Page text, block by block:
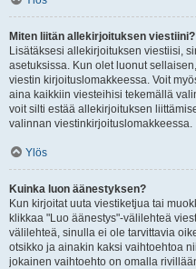
Miten liitän allekirjoituksen viestiini?
Lisätäksesi allekirjoituksen viestiisi,
asetuksissa. Kun olet luonut
viestin kirjoituslomakkeessa. Voit
aina kaikkiin viesteihisi tekemällä
voit silti estää allekirjoituksen
valinnan viestinkirjoituslomakkeessa.
Ylös
Kuinka luon äänestyksen?
Kun kirjoitat uuta viestiketjua tai
klikkaa "Luo äänestys"-välilehteä
välilehteä, sinulla ei ole tarvittavia
otsikko ja ainakin kaksi vaihtoehtoa
jokainen vaihtoehto on omalla